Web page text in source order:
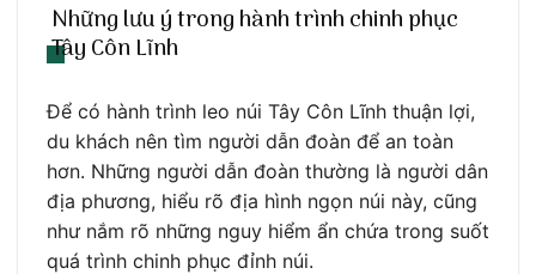
Những lưu ý trong hành trình chinh phục
Tây Côn Lĩnh
Để có hành trình leo núi Tây Côn Lĩnh thuận lợi,
du khách nên tìm người dẫn đoàn để an toàn
hơn. Những người dẫn đoàn thường là người dân
địa phương, hiểu rõ địa hình ngọn núi này, cũng
như nắm rõ những nguy hiểm ẩn chứa trong suốt
quá trình chinh phục đỉnh núi.